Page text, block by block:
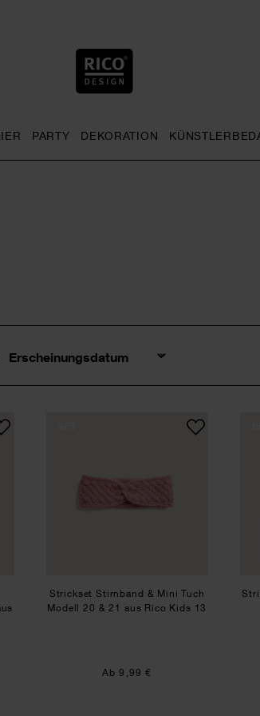
PARTY DEKORATION
Sortierung
Strickset Stirnband & Mini Tuch
Modell 20 & 21 aus Rico Kids 13
Ab 9,99 €